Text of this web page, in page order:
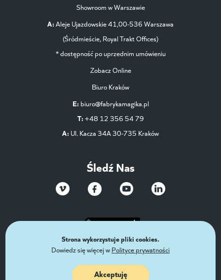
Showroom w Warszawie
A: Aleje Ujazdowskie 41,00-536 Warszawa
(Śródmieście, Royal Trakt Offices)
* dostępność po uprzednim umówieniu
Zobacz Online
Biuro Kraków
E: biuro@fabrykamagika.pl
T: +48 12 356 54 79
A: Ul. Kacza 34A 30-735 Kraków
Śledź Nas
Strona wykorzystuje pliki cookies.
Dowiedz się więcej w Polityce prywatności
Akceptuję